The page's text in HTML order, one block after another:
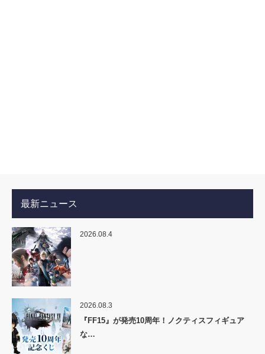
最新ニュース
2026.08.4
2026.08.3
『FF15』が発売10周年！ノクティスフィギュア
な…